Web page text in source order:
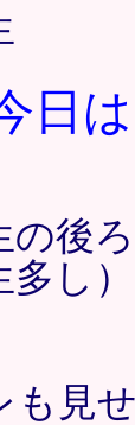
日
の後
し）
も見